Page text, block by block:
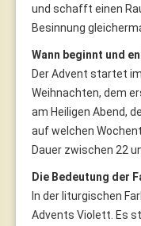
und schafft einen
Besinnung
Wann beginnt und
Der Advent startet
Weihnachten, dem
am Heiligen Abend,
auf welchen
Dauer zwischen 22
Die Bedeutung der
In der liturgischen
Advents Violett. Es